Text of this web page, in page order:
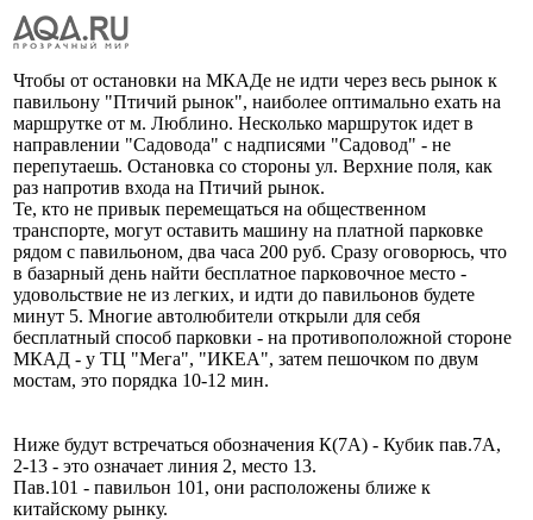
Чтобы от остановки на МКАДе не идти через весь рынок к
павильону "Птичий рынок", наиболее оптимально ехать на
маршрутке от м. Люблино. Несколько маршруток идет в
направлении "Садовода" с надписями "Садовод" - не
перепутаешь. Остановка со стороны ул. Верхние поля, как
раз напротив входа на Птичий рынок.
Те, кто не привык перемещаться на общественном
транспорте, могут оставить машину на платной парковке
рядом с павильоном, два часа 200 руб. Сразу оговорюсь, что
в базарный день найти бесплатное парковочное место -
удовольствие не из легких, и идти до павильонов будете
минут 5. Многие автолюбители открыли для себя
бесплатный способ парковки - на противоположной стороне
МКАД - у ТЦ "Мега", "ИКЕА", затем пешочком по двум
мостам, это порядка 10-12 мин.
Ниже будут встречаться обозначения К(7А) - Кубик пав.7А,
2-13 - это означает линия 2, место 13.
Пав.101 - павильон 101, они расположены ближе к
китайскому рынку.